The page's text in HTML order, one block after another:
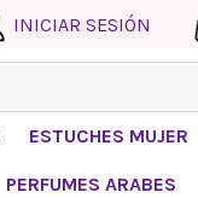
INICIAR SESIÓN
ESTUCHES MUJER
PERFUMES ARABES